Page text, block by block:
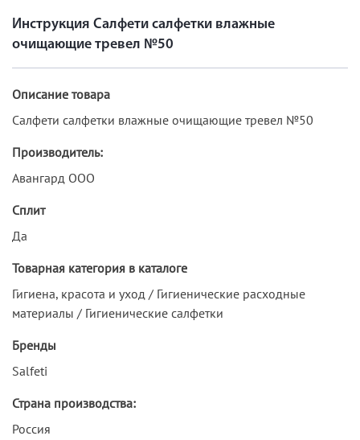
Инструкция Салфети салфетки влажные
очищающие тревел №50
Описание товара
Салфети салфетки влажные очищающие тревел №50
Производитель:
Авангард ООО
Сплит
Да
Товарная категория в каталоге
Гигиена, красота и уход / Гигиенические расходные
материалы / Гигиенические салфетки
Бренды
Salfeti
Страна производства:
Россия